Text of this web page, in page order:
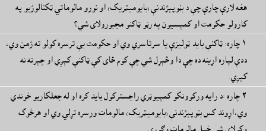
هغه لارې چارې چې د بڼوپېژندنې (بايوميټريک) او نورو مالوماتي ټکنالوژيو په
کارولو حکومت او کمېسيون په رڼو ټاکنو مجبورولاى شي؟
١ چاره: ټاکنې بايد ټوليزې يا سرتاسري وي او حکومت يې ترسره کولو ته ژمن وي،
ددې لپاره اړينه ده چې دا وڅېړل شي چې کوم ځاى کې ټاکنې کېږي او چېرته نه
کېږي.
٢ چاره :د رايه ورکوونکو کمپيوټري راجسترکول بايد کره او له جعلکاريو خوندي
وي،اړوند کس بڼوپېژندنې (بايوميټريک) مالومات ورسره تړلي وي او هرڅوک
وکولاى شي خپل مالومات وګوري